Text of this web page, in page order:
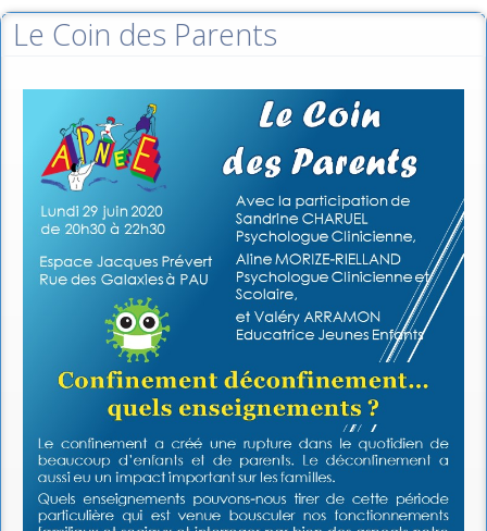
Le Coin des Parents